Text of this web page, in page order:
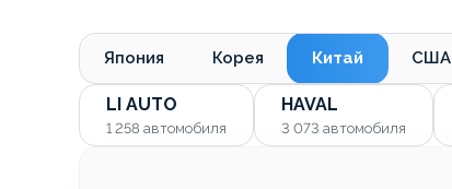
Япония Корея Китай США
LI AUTO
1 258 автомобиля
HAVAL
3 073 автомобиля